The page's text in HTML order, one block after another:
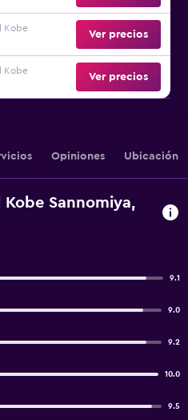
Kobe
Ver precios
Kobe
Ver precios
Opiniones Ubicación
Sannomiya,
9.1
9.0
9.2
10.0
9.5